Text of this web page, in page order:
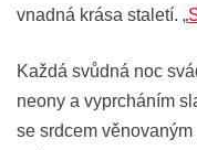
vnadná krása staletí. „
Každá svůdná noc
neony a vyprcháním
se srdcem